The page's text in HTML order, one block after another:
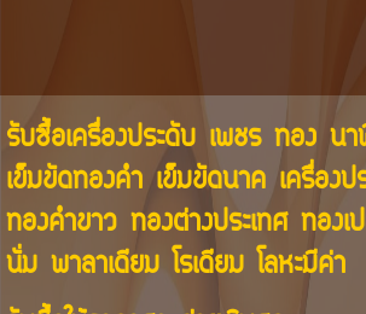
รับซื้อเครื่องประดับ เพชร ทอง นา
เข็มขัดทองคำ เข็มขัดนาค เครื่อง
ทองคำขาว ทองต่างประเทศ ทอง
นั่ม พาลาเดียม โรเดียม โลหะมีค่า